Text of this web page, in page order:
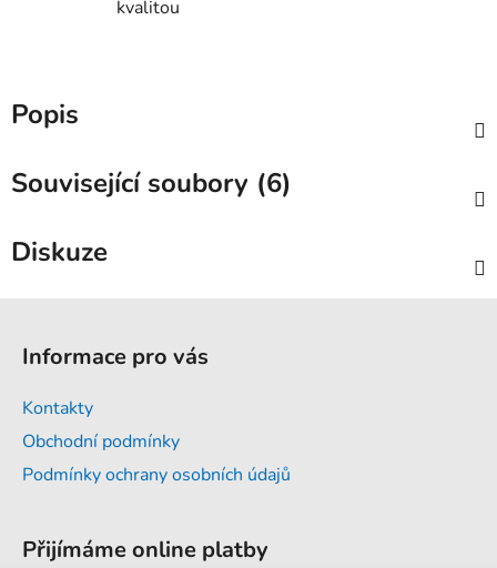
kvalitou
Popis
Související soubory (6)
Diskuze
Informace pro vás
Kontakty
Obchodní podmínky
Podmínky ochrany osobních údajů
Přijímáme online platby